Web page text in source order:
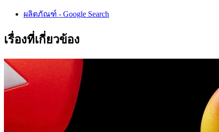
ผลิตภัณฑ์ - Google Search
เรื่องที่เกี่ยวข้อง